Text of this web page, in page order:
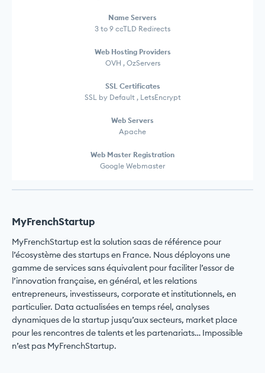
Name Servers
3 to 9 ccTLD Redirects
Web Hosting Providers
OVH , OzServers
SSL Certificates
SSL by Default , LetsEncrypt
Web Servers
Apache
Web Master Registration
Google Webmaster
MyFrenchStartup
MyFrenchStartup est la solution saas de référence pour
l’écosystème des startups en France. Nous déployons une
gamme de services sans équivalent pour faciliter l’essor de
l’innovation française, en général, et les relations
entrepreneurs, investisseurs, corporate et institutionnels, en
particulier. Data actualisées en temps réel, analyses
dynamiques de la startup jusqu’aux secteurs, market place
pour les rencontres de talents et les partenariats… Impossible
n’est pas MyFrenchStartup.